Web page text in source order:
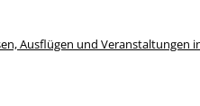
Ausflügen und Veranstaltungen